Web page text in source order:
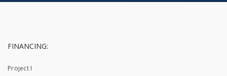
FINANCING:
Project I